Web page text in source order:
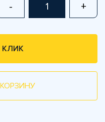
- +
КЛИК